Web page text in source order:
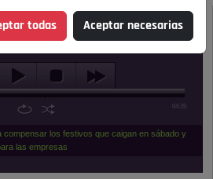
esta noticia:
04:35
compensar los festivos que caigan en sábado y
las empresas
todas Aceptar necesarias